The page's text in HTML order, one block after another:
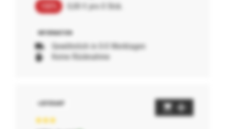
0,00 € pro 0 Stck.
Gewöhnlich in 0-0 Werktagen
Keine Rücknahme